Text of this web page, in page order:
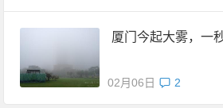
厦门今起大雾，一
02月06日 2